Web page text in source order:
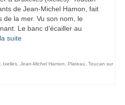
de Jean-Michel Hamon, fait
de la mer. Vu son nom, le
Le banc d’écailler au
suite­­
, Ixelles Jean-Michel Hamon Plateau
Toucan sur